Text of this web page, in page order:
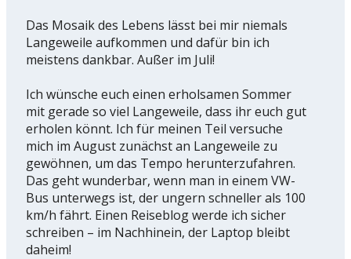
Das Mosaik des Lebens lässt bei mir niemals
Langeweile aufkommen und dafür bin ich
meistens dankbar. Außer im Juli!
Ich wünsche euch einen erholsamen Sommer
mit gerade so viel Langeweile, dass ihr euch gut
erholen könnt. Ich für meinen Teil versuche
mich im August zunächst an Langeweile zu
gewöhnen, um das Tempo herunterzufahren.
Das geht wunderbar, wenn man in einem VW-
Bus unterwegs ist, der ungern schneller als 100
km/h fährt. Einen Reiseblog werde ich sicher
schreiben – im Nachhinein, der Laptop bleibt
daheim!